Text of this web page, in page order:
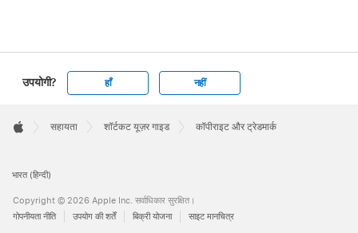
उपयोगी? हाँ नहीं
Footer

सहायता शॉर्टकट यूज़र गाइड कॉपीराइट और ट्रेडमार्क
भारत (हिन्दी)
Copyright © 2026 Apple Inc. सर्वाधिकार सुरक्षित।
गोपनीयता नीति
उपयोग की शर्तें बिक्री योजना साइट मानचित्र